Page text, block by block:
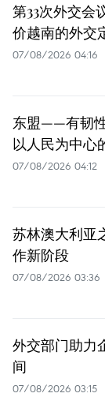
第33次外交会
价越南的外交
07/08/2026 04:16
东盟——有韧
以人民为中心
07/08/2026 04:12
苏林澳大利亚
作新阶段
07/08/2026 03:36
外交部门助力
间
07/08/2026 03:15